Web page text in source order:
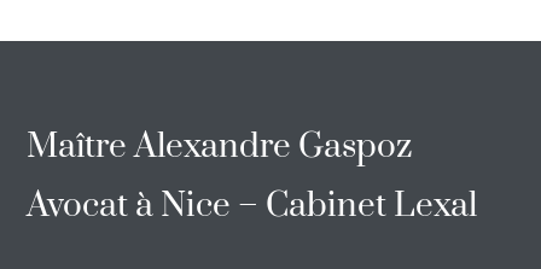
Maître Alexandre Gaspoz
Avocat à Nice – Cabinet Lexal